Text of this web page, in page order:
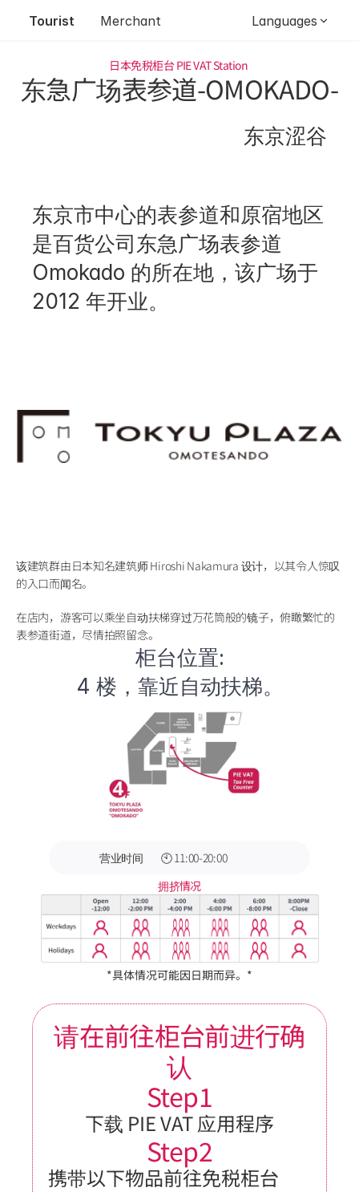
Tourist Merchant Languages
日本免税柜台 PIE VAT Station
东急广场表参道-OMOKADO-
东京涩谷
东京市中心的表参道和原宿地区
是百货公司东急广场表参道
Omokado 的所在地，该广场于
2012 年开业。
该建筑群由日本知名建筑师 Hiroshi Nakamura 设计，以其令人惊叹
的入口而闻名。
在店内，游客可以乘坐自动扶梯穿过万花筒般的镜子，俯瞰繁忙的
表参道街道，尽情拍照留念。
柜台位置:
4 楼，靠近自动扶梯。
营业时间
🕙 11:00-20:00
拥挤情况
*具体情况可能因日期而异。*
请在前往柜台前进行确
认
Step1
下载 PIE VAT 应用程序
Step2
携带以下物品前往免税柜台